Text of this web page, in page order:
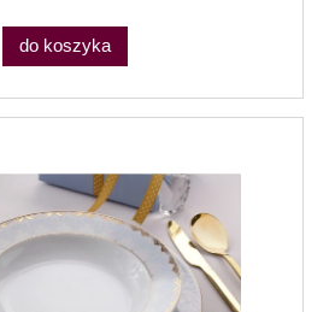
do koszyka